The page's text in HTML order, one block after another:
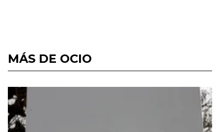
MÁS DE OCIO